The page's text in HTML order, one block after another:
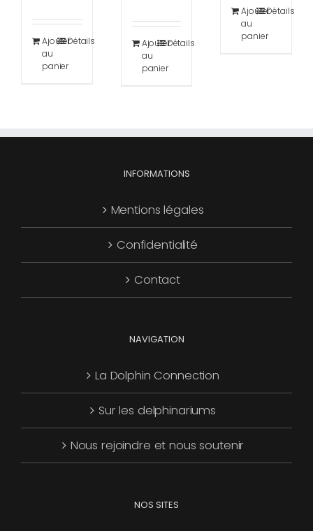
Ajouter
au
panier
Détails
Ajouter
au
panier
Détails
Ajouter
au
panier
Détails
INFORMATIONS
Mentions légales
Confidentialité
Contact
NAVIGATION
La Dolphin Connection
Sur les delphinariums
Nous rejoindre et nous soutenir
NOS SITES